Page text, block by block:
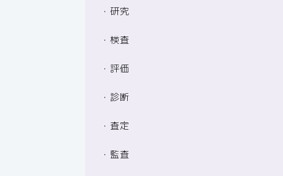
・研究
・検査
・評価
・診断
・査定
・監査